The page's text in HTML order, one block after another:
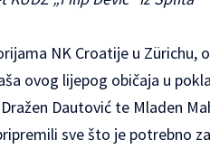
NK Croatije u Zürichu,
ovog lijepog običaja u
Dautović te Mladen
sve što je potrebno